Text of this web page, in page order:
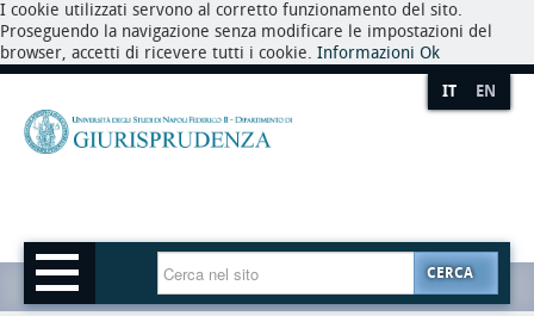
I cookie utilizzati servono al corretto funzionamento del sito.
Proseguendo la navigazione senza modificare le impostazioni del
browser, accetti di ricevere tutti i cookie. Informazioni Ok
IT EN
CERCA